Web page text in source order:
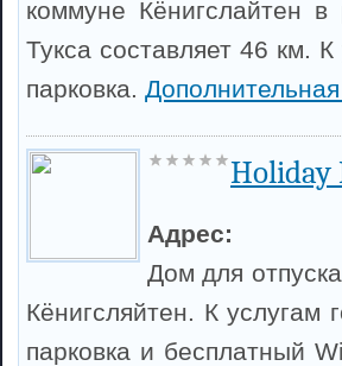
коммуне Кёнигслайтен в
Тукса составляет 46 км.
парковка.
Holiday
Адрес:
Дом для
Кёнигсляйтен. К услугам
парковка и бесплатный